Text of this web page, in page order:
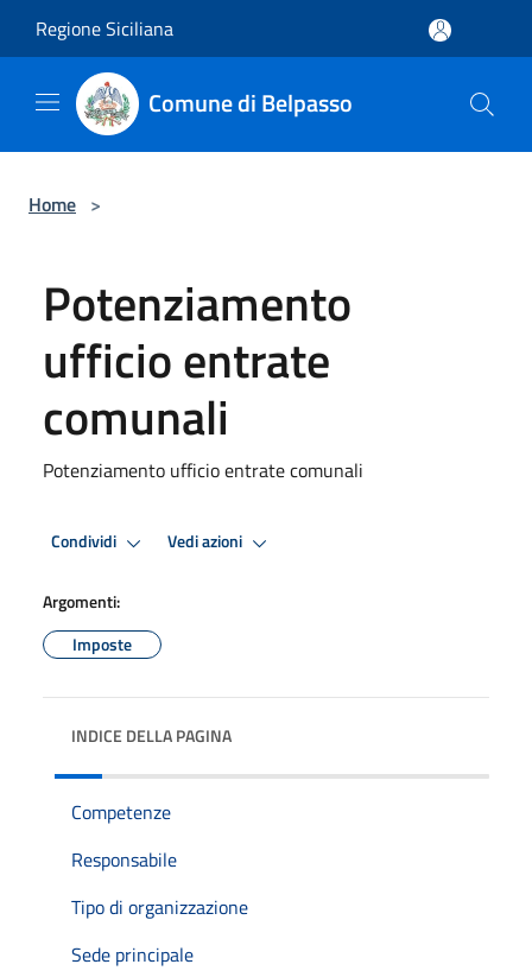
Regione Siciliana
Comune di Belpasso
Home >
Potenziamento
ufficio entrate
comunali
Potenziamento ufficio entrate comunali
Condividi Vedi azioni
Argomenti:
Imposte
INDICE DELLA PAGINA
Competenze
Responsabile
Tipo di organizzazione
Sede principale